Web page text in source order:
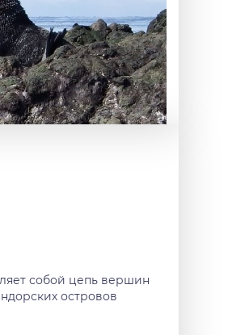
собой цепь вершин
островов